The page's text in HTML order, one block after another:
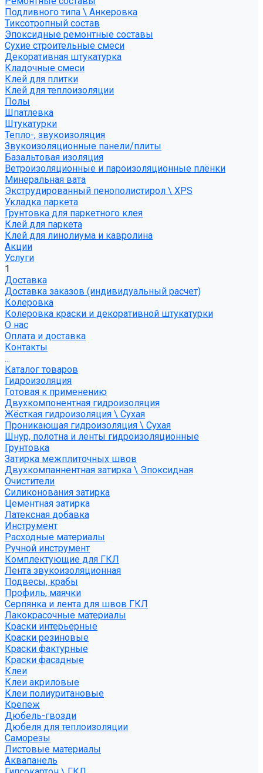
Подливного типа \ Анкеровка
Тиксотропный состав
Эпоксидные ремонтные составы
Сухие строительные смеси
Декоративная штукатурка
Кладочные смеси
Клей для плитки
Клей для теплоизоляции
Полы
Шпатлевка
Штукатурки
Тепло-, звукоизоляция
Звукоизоляционные панели/плиты
Базальтовая изоляция
Ветроизоляционные и пароизоляционные плёнки
Минеральная вата
Экструдированный пенополистирол \ XPS
Укладка паркета
Грунтовка для паркетного клея
Клей для паркета
Клей для линолиума и кавролина
Акции
Услуги
1
Доставка
Доставка заказов (индивидуальный расчет)
Колеровка
Колеровка краски и декоративной штукатурки
О нас
Оплата и доставка
Контакты
...
Каталог товаров
Гидроизоляция
Готовая к применению
Двухкомпонентная гидроизоляция
Жёсткая гидроизоляция \ Сухая
Проникающая гидроизоляция \ Сухая
Шнур, полотна и ленты гидроизоляционные
Грунтовка
Затирка межплиточных швов
Двухкомпаннентная затирка \ Эпоксидная
Очистители
Силиконования затирка
Цементная затирка
Латексная добавка
Инструмент
Расходные материалы
Ручной инструмент
Комплектующие для ГКЛ
Лента звукоизоляционная
Подвесы, крабы
Профиль, маячки
Серпянка и лента для швов ГКЛ
Лакокрасочные материалы
Краски интерьерные
Краски резиновые
Краски фактурные
Краски фасадные
Клеи
Клеи акриловые
Клеи полиуритановые
Крепеж
Дюбель-гвозди
Дюбеля для теплоизоляции
Саморезы
Листовые материалы
Аквапанель